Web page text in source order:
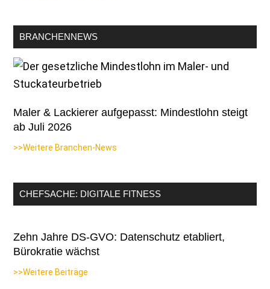
BRANCHENNEWS
Maler & Lackierer aufgepasst: Mindestlohn steigt
ab Juli 2026
>>Weitere Branchen-News
CHEFSACHE: DIGITALE FITNESS
Zehn Jahre DS-GVO: Datenschutz etabliert,
Bürokratie wächst
>>Weitere Beiträge